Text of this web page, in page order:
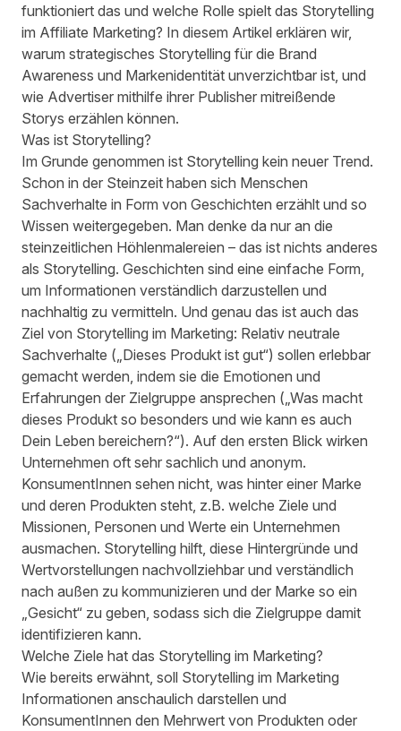
funktioniert das und welche Rolle spielt das Storytelling
im Affiliate Marketing? In diesem Artikel erklären wir,
warum strategisches Storytelling für die Brand
Awareness und Markenidentität unverzichtbar ist, und
wie Advertiser mithilfe ihrer Publisher mitreißende
Storys erzählen können.
Was ist Storytelling?
Im Grunde genommen ist Storytelling kein neuer Trend.
Schon in der Steinzeit haben sich Menschen
Sachverhalte in Form von Geschichten erzählt und so
Wissen weitergegeben. Man denke da nur an die
steinzeitlichen Höhlenmalereien – das ist nichts anderes
als Storytelling. Geschichten sind eine einfache Form,
um Informationen verständlich darzustellen und
nachhaltig zu vermitteln. Und genau das ist auch das
Ziel von Storytelling im Marketing: Relativ neutrale
Sachverhalte („Dieses Produkt ist gut“) sollen erlebbar
gemacht werden, indem sie die Emotionen und
Erfahrungen der Zielgruppe ansprechen („Was macht
dieses Produkt so besonders und wie kann es auch
Dein Leben bereichern?“). Auf den ersten Blick wirken
Unternehmen oft sehr sachlich und anonym.
KonsumentInnen sehen nicht, was hinter einer Marke
und deren Produkten steht, z.B. welche Ziele und
Missionen, Personen und Werte ein Unternehmen
ausmachen. Storytelling hilft, diese Hintergründe und
Wertvorstellungen nachvollziehbar und verständlich
nach außen zu kommunizieren und der Marke so ein
„Gesicht“ zu geben, sodass sich die Zielgruppe damit
identifizieren kann.
Welche Ziele hat das Storytelling im Marketing?
Wie bereits erwähnt, soll Storytelling im Marketing
Informationen anschaulich darstellen und
KonsumentInnen den Mehrwert von Produkten oder